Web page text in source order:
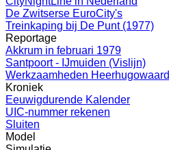
De Zwitserse EuroCity's
Treinkaping bij De Punt (1977)
Reportage
Akkrum in februari 1979
Santpoort - IJmuiden (Vislijn)
Werkzaamheden Heerhugowaard
Kroniek
Eeuwigdurende Kalender
UIC-nummer rekenen
Sluiten
Model